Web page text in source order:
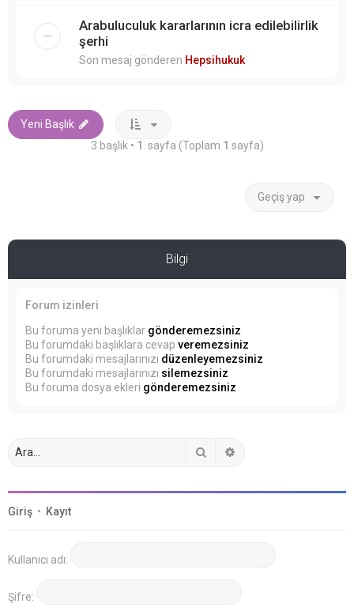
Arabuluculuk kararlarının icra edilebilirlik
şerhi
Son mesaj gönderen Hepsihukuk
Yeni Başlık
3 başlık • 1 . sayfa (Toplam 1 sayfa)
Geçiş yap
Bilgi
Forum izinleri
Bu foruma yeni başlıklar gönderemezsiniz
Bu forumdaki başlıklara cevap veremezsiniz
Bu forumdaki mesajlarınızı düzenleyemezsiniz
Bu forumdaki mesajlarınızı silemezsiniz
Bu foruma dosya ekleri gönderemezsiniz
Giriş • Kayıt
Kullanıcı adı:
Şifre: